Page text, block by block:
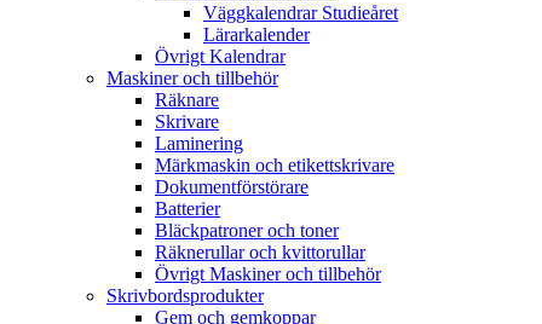
Väggkalendrar Studieåret
Lärarkalender
Övrigt Kalendrar
Maskiner och tillbehör
Räknare
Skrivare
Laminering
Märkmaskin och etikettskrivare
Dokumentförstörare
Batterier
Bläckpatroner och toner
Räknerullar och kvittorullar
Övrigt Maskiner och tillbehör
Skrivbordsprodukter
Gem och gemkoppar